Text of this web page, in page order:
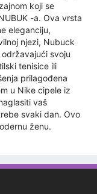
koji se
-a. Ova vrsta
eleganciju,
njezi, Nubuck
svoju
tenisice ili
prilagođena
u Nike cipele iz
vaš
svaki dan. Ovo
ženu.